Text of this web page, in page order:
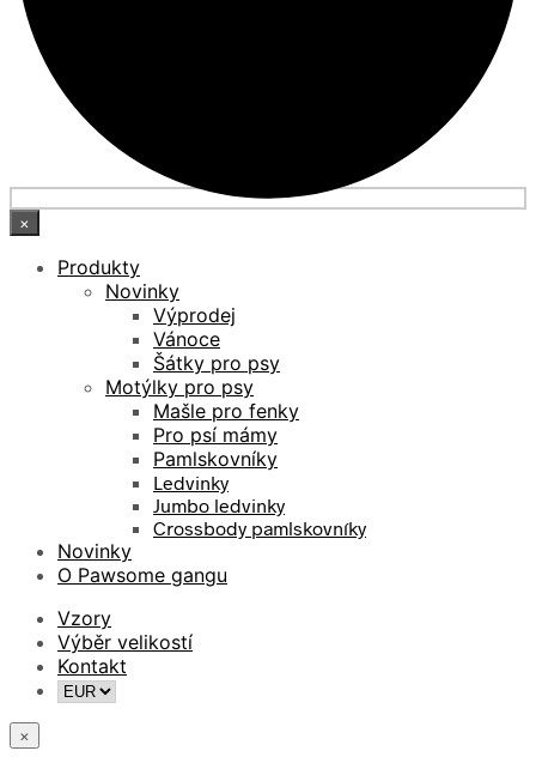
×
Produkty
Novinky
Výprodej
Vánoce
Šátky pro psy
Motýlky pro psy
Mašle pro fenky
Pro psí mámy
Pamlskovníky
Ledvinky
Jumbo ledvinky
Crossbody pamlskovníky
Novinky
O Pawsome gangu
Vzory
Výběr velikostí
Kontakt
×